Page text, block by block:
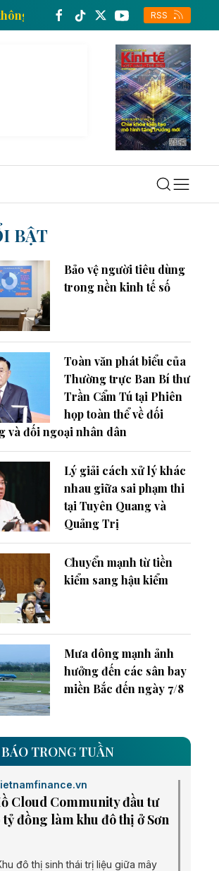
Trang thông tin kinh tế của Thông
RSS
BẬT
Bảo vệ người tiêu dùng
trong nền kinh tế số
Toàn văn phát biểu của
Thường trực Ban Bí thư
Trần Cẩm Tú tại Phiên
họp toàn thể về đối
và đối ngoại nhân dân
Lý giải cách xử lý khác
nhau giữa sai phạm thi
tại Tuyên Quang và
Quảng Trị
Chuyển mạnh từ tiền
kiểm sang hậu kiểm
Mưa dông mạnh ảnh
hưởng đến các sân bay
miền Bắc đến ngày 7/8
TRONG TUẦN
Cloud Community đầu tư
đồng làm khu đô thị ở Sơn
đô thị sinh thái trị liệu giữa mây